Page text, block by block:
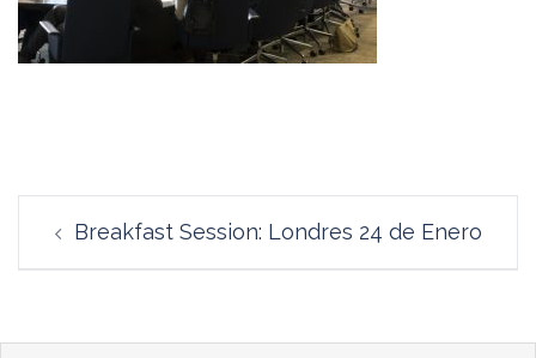
de
entradas
Breakfast Session: Londres 24 de Enero